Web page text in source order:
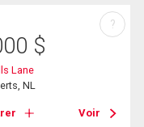
$
Lane
NL
Voir
?